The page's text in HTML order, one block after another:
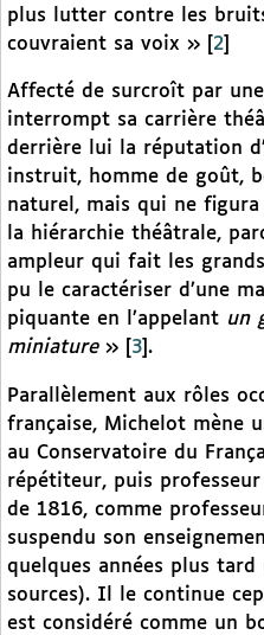
plus lutter contre les
couvraient sa voix »
2
Affecté de surcroît par
interrompt sa carrière
derrière lui la réputation
instruit, homme de goût,
naturel, mais qui ne
la hiérarchie théâtrale,
ampleur qui fait les
pu le caractériser d’une
piquante en l’appelant un
miniature» 3 .
Parallèlement aux rôles
française, Michelot mène
au Conservatoire du
répétiteur, puis
de 1816, comme
suspendu son
quelques années plus
sources). Il le continue
est considéré comme un